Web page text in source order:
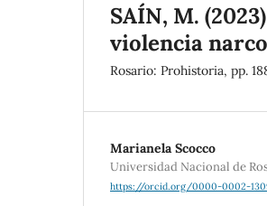
SAÍN, M.
violencia
Rosario: Prohistoria, pp.
Marianela Scocco
Universidad Nacional de
https://orcid.org/0000-0002-